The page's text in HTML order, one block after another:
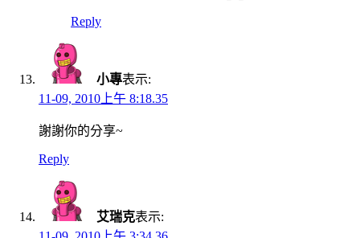
Reply
小專表示:
11-09, 2010上午 8:18.35
謝謝你的分享~
Reply
艾瑞克表示: